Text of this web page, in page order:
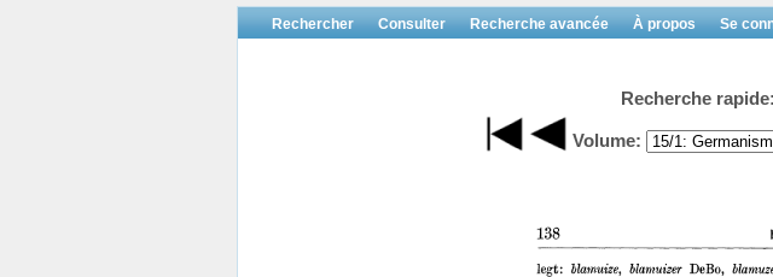
Rechercher Consulter Recherche avancée À propos Se
Recherche rapide:
Volume: